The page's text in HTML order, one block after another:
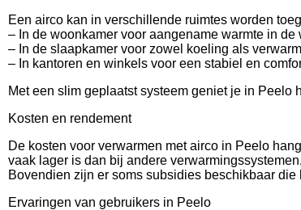
Een airco kan in verschillende ruimtes worden
– In de woonkamer voor aangename warmte in de
– In de slaapkamer voor zowel koeling als
– In kantoren en winkels voor een stabiel en
Met een slim geplaatst systeem geniet je in Peelo
Kosten en rendement
De kosten voor verwarmen met airco in Peelo
vaak lager is dan bij andere
Bovendien zijn er soms subsidies beschikbaar
Ervaringen van gebruikers in Peelo